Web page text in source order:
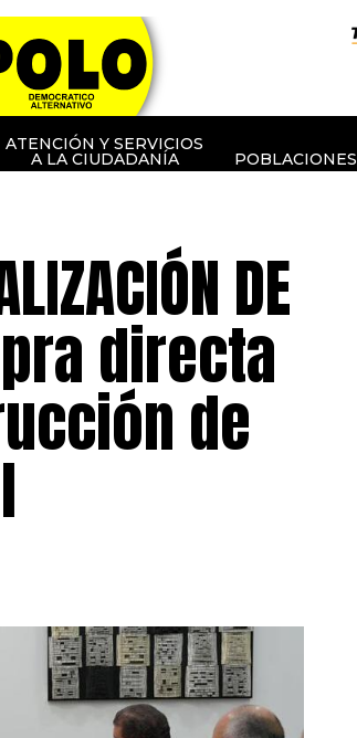
ATENCIÓN Y SERVICIOS
A LA CIUDADANÍA POBLACIONES
DE
directa
de